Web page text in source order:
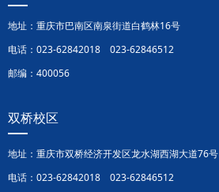
地址：重庆市巴南区南泉街道白鹤林16号
电话：023-62842018 023-62846512
邮编：400056
双桥校区
地址：重庆市双桥经济开发区龙水湖西湖大道76号
电话：023-62842018 023-62846512